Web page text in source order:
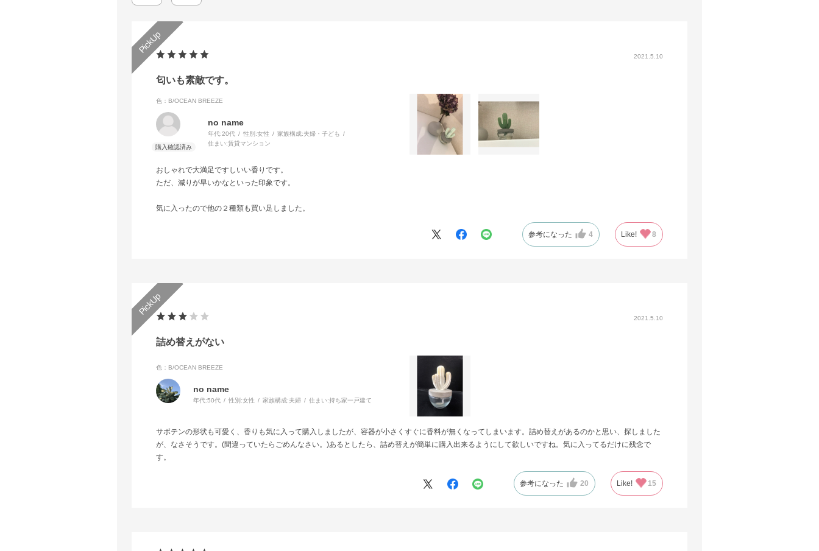
2021.5.10
匂いも素敵です。
色：B/OCEAN BREEZE
no name
年代:20代 性別:女性 家族構成:夫婦・子ども
住まい:賃貸マンション
おしゃれで大満足ですしいい香りです。
ただ、減りが早いかなといった印象です。
気に入ったので他の２種類も買い足しました。
参考になった 4 Like! 8
2021.5.10
詰め替えがない
色：B/OCEAN BREEZE
no name
年代:50代 性別:女性 家族構成:夫婦 住まい:持ち家一戸建て
サボテンの形状も可愛く、香りも気に入って購入しましたが、容器が小さくすぐに香料が無くなってしまいます。詰め替えがあるのかと思い、探しました
が、なさそうです。(間違っていたらごめんなさい。)あるとしたら、詰め替えが簡単に購入出来るようにして欲しいですね。気に入ってるだけに残念で
す。
参考になった 20 Like! 15